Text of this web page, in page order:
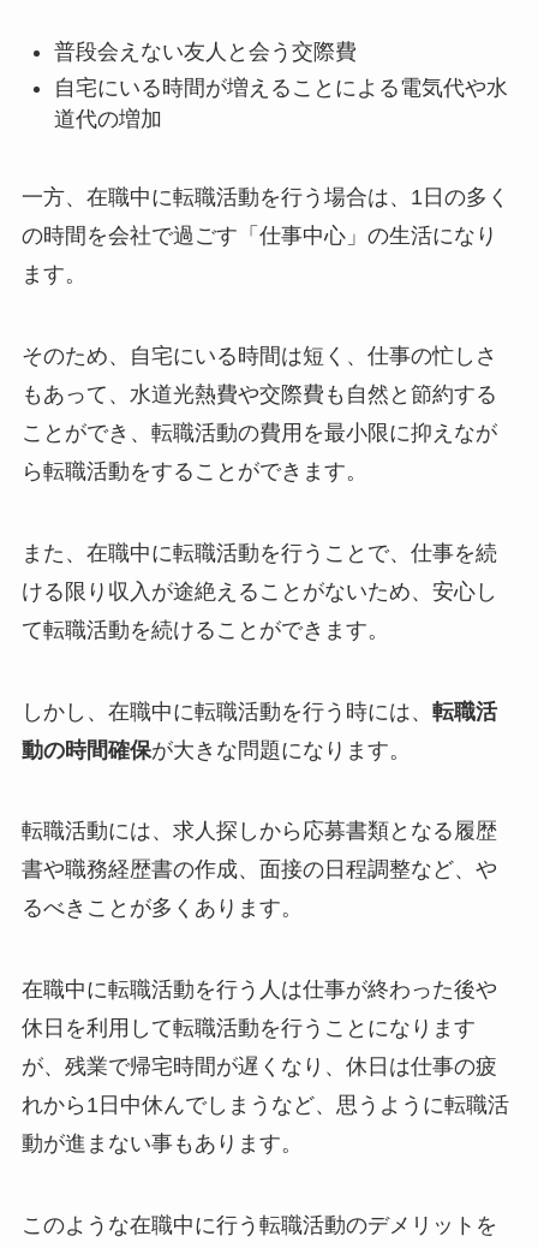
普段会えない友人と会う交際費
自宅にいる時間が増えることによる電気代や水
道代の増加
一方、在職中に転職活動を行う場合は、1日の多く
の時間を会社で過ごす「仕事中心」の生活になり
ます。
そのため、自宅にいる時間は短く、仕事の忙しさ
もあって、水道光熱費や交際費も自然と節約する
ことができ、転職活動の費用を最小限に抑えなが
ら転職活動をすることができます。
また、在職中に転職活動を行うことで、仕事を続
ける限り収入が途絶えることがないため、安心し
て転職活動を続けることができます。
しかし、在職中に転職活動を行う時には、 転職活
動の時間確保が大きな問題になります。
転職活動には、求人探しから応募書類となる履歴
書や職務経歴書の作成、面接の日程調整など、や
るべきことが多くあります。
在職中に転職活動を行う人は仕事が終わった後や
休日を利用して転職活動を行うことになります
が、残業で帰宅時間が遅くなり、休日は仕事の疲
れから1日中休んでしまうなど、思うように転職活
動が進まない事もあります。
このような在職中に行う転職活動のデメリットを